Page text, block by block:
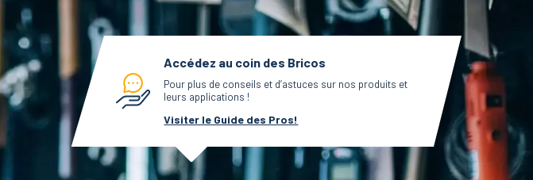
Accédez au coin des Bricos
Pour plus de conseils et d’astuces sur nos produits et
leurs applications !
Visiter le Guide des Pros!